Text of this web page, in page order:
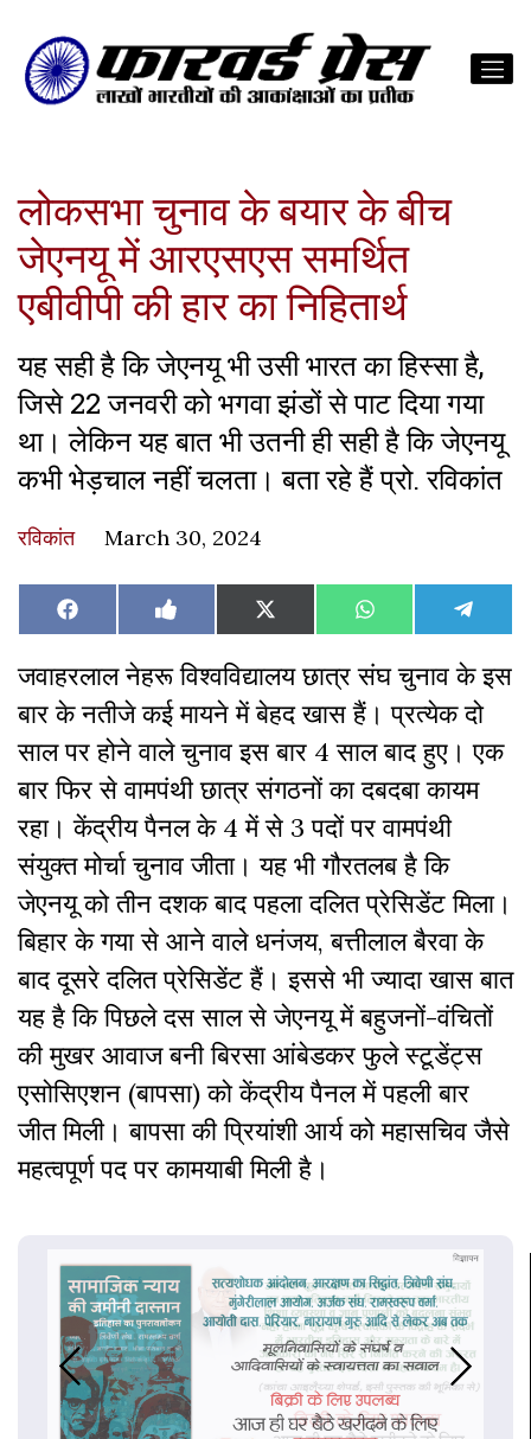
लोकसभा चुनाव के बयार के बीच
जेएनयू में आरएसएस समर्थित
एबीवीपी की हार का निहितार्थ
यह सही है कि जेएनयू भी उसी भारत का हिस्सा है,
जिसे 22 जनवरी को भगवा झंडों से पाट दिया गया
था। लेकिन यह बात भी उतनी ही सही है कि जेएनयू
कभी भेड़चाल नहीं चलता। बता रहे हैं प्रो. रविकांत
रविकांत March 30, 2024
Share
on
Facebook Share
on
Like
on
Facebook
Share
on
X
(Twitter)
Share
on
WhatsAppShare
on
जवाहरलाल नेहरू विश्वविद्यालय छात्र संघ चुनाव के इस
बार के नतीजे कई मायने में बेहद खास हैं। प्रत्येक दो
साल पर होने वाले चुनाव इस बार 4 साल बाद हुए। एक
बार फिर से वामपंथी छात्र संगठनों का दबदबा कायम
रहा। केंद्रीय पैनल के 4 में से 3 पदों पर वामपंथी
संयुक्त मोर्चा चुनाव जीता। यह भी गौरतलब है कि
जेएनयू को तीन दशक बाद पहला दलित प्रेसिडेंट मिला।
बिहार के गया से आने वाले धनंजय, बत्तीलाल बैरवा के
बाद दूसरे दलित प्रेसिडेंट हैं। इससे भी ज्यादा खास बात
यह है कि पिछले दस साल से जेएनयू में बहुजनों-वंचितों
की मुखर आवाज बनी बिरसा आंबेडकर फुले स्टूडेंट्स
एसोसिएशन (बापसा) को केंद्रीय पैनल में पहली बार
जीत मिली। बापसा की प्रियांशी आर्य को महासचिव जैसे
महत्वपूर्ण पद पर कामयाबी मिली है।